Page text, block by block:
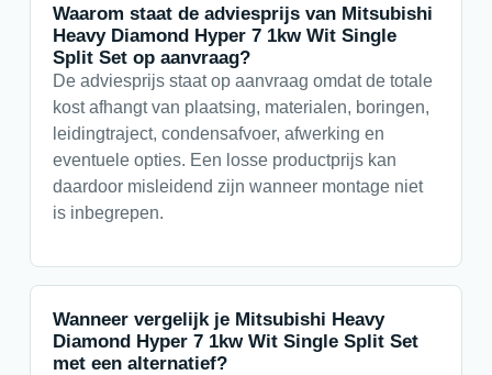
Waarom staat de adviesprijs van Mitsubishi
Heavy Diamond Hyper 7 1kw Wit Single
Split Set op aanvraag?
De adviesprijs staat op aanvraag omdat de totale
kost afhangt van plaatsing, materialen, boringen,
leidingtraject, condensafvoer, afwerking en
eventuele opties. Een losse productprijs kan
daardoor misleidend zijn wanneer montage niet
is inbegrepen.
Wanneer vergelijk je Mitsubishi Heavy
Diamond Hyper 7 1kw Wit Single Split Set
met een alternatief?